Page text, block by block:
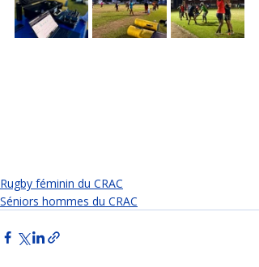
Rugby féminin du CRAC
Séniors hommes du CRAC